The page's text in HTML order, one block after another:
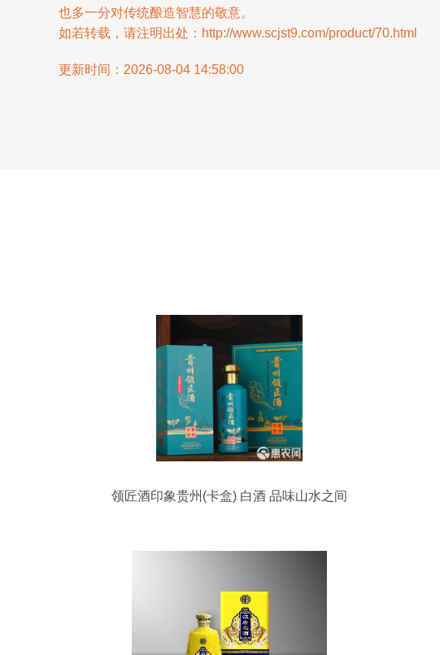
也多一分对传统酿造智慧的敬意。
如若转载，请注明出处：http://www.scjst9.com/product/70.html
更新时间：2026-08-04 14:58:00
领匠酒印象贵州(卡盒) 白酒 品味山水之间